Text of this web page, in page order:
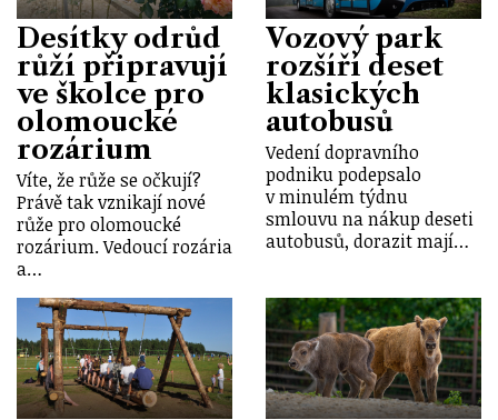
Desítky odrůd
růží připravují
ve školce pro
olomoucké
rozárium
Víte, že růže se očkují?
Právě tak vznikají nové
růže pro olomoucké
rozárium. Vedoucí rozária
a…
Vozový park
rozšíří deset
klasických
autobusů
Vedení dopravního
podniku podepsalo
v minulém týdnu
smlouvu na nákup deseti
autobusů, dorazit mají…